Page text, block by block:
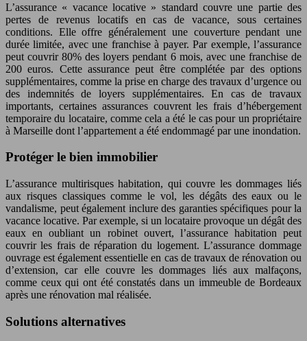
L’assurance « vacance locative » standard couvre une partie des
pertes de revenus locatifs en cas de vacance, sous certaines
conditions. Elle offre généralement une couverture pendant une
durée limitée, avec une franchise à payer. Par exemple, l’assurance
peut couvrir 80% des loyers pendant 6 mois, avec une franchise de
200 euros. Cette assurance peut être complétée par des options
supplémentaires, comme la prise en charge des travaux d’urgence ou
des indemnités de loyers supplémentaires. En cas de travaux
importants, certaines assurances couvrent les frais d’hébergement
temporaire du locataire, comme cela a été le cas pour un propriétaire
à Marseille dont l’appartement a été endommagé par une inondation.
Protéger le bien immobilier
L’assurance multirisques habitation, qui couvre les dommages liés
aux risques classiques comme le vol, les dégâts des eaux ou le
vandalisme, peut également inclure des garanties spécifiques pour la
vacance locative. Par exemple, si un locataire provoque un dégât des
eaux en oubliant un robinet ouvert, l’assurance habitation peut
couvrir les frais de réparation du logement. L’assurance dommage
ouvrage est également essentielle en cas de travaux de rénovation ou
d’extension, car elle couvre les dommages liés aux malfaçons,
comme ceux qui ont été constatés dans un immeuble de Bordeaux
après une rénovation mal réalisée.
Solutions alternatives